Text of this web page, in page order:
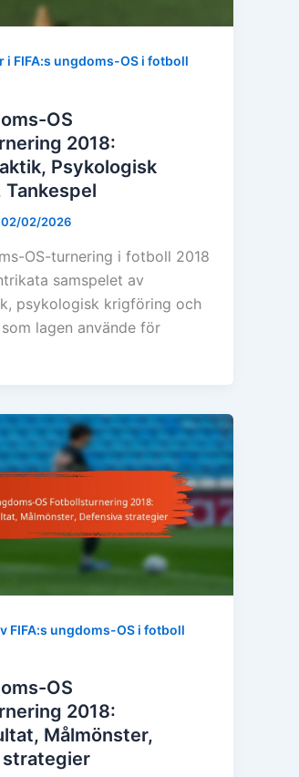
i FIFA:s ungdoms-OS i fotboll
OS
2018:
Psykologisk
02/02/2026
OS-turnering i fotboll 2018
samspelet av
psykologisk krigföring och
lagen använde för
FIFA:s ungdoms-OS i fotboll
OS
2018:
Målmönster,
strategier